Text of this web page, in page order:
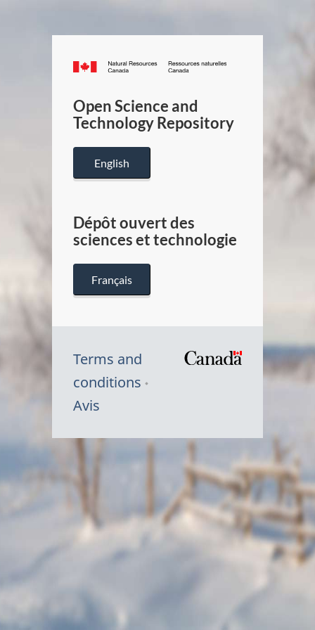
Canada.ca
/
Canada
Open Science and
Technology Repository
English
Dépôt ouvert des
sciences et technologie
Français
Terms and
conditions
Avis
Symbole
Canada